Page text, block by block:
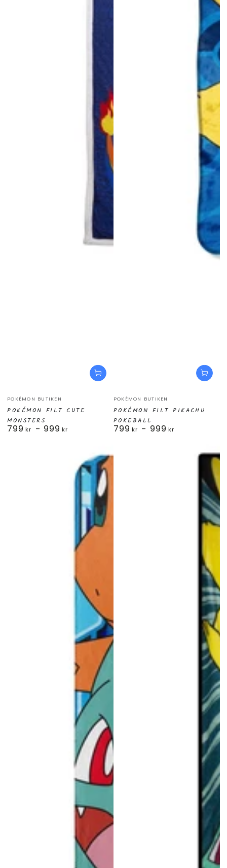
Säljare:
POKÉMON BUTIKEN
POKÉMON FILT CUTE
MONSTERS
Ordinarie
799 kr 999 kr
Säljare:
POKÉMON BUTIKEN
POKÉMON FILT PIKACHU
POKEBALL
Ordinarie
799 kr 999 kr